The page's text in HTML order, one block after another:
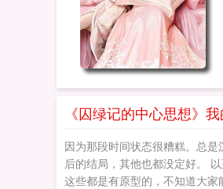
《囚绿记的中心思想》
因为那段时间状态很糟糕。总
后的结局，其他也都没定好。
这些都是有原型的，不知道大